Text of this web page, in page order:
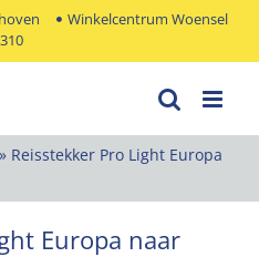
Winkelcentrum Woensel
310
» Reisstekker Pro Light Europa
Europa naar